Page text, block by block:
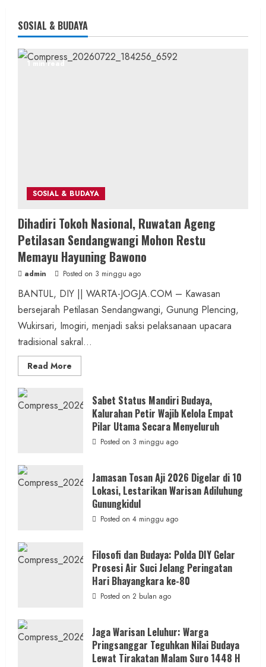
SOSIAL & BUDAYA
1 min read
SOSIAL & BUDAYA
Dihadiri Tokoh Nasional, Ruwatan Ageng
Petilasan Sendangwangi Mohon Restu
Memayu Hayuning Bawono
admin Posted on 3 minggu ago
BANTUL, DIY || WARTA-JOGJA.COM – Kawasan
bersejarah Petilasan Sendangwangi, Gunung Plencing,
Wukirsari, Imogiri, menjadi saksi pelaksanaan upacara
tradisional sakral...
Read More
more
Tokoh
Nasional,
Ruwatan
Ageng
Petilasan
Sendangwangi
Hayuning
Bawono
Sabet Status Mandiri Budaya,
Kalurahan Petir Wajib Kelola Empat
Pilar Utama Secara Menyeluruh
Posted on 3 minggu ago
Jamasan Tosan Aji 2026 Digelar di 10
Lokasi, Lestarikan Warisan Adiluhung
Gunungkidul
Posted on 4 minggu ago
Filosofi dan Budaya: Polda DIY Gelar
Prosesi Air Suci Jelang Peringatan
Hari Bhayangkara ke-80
Posted on 2 bulan ago
Jaga Warisan Leluhur: Warga
Pringsanggar Teguhkan Nilai Budaya
Lewat Tirakatan Malam Suro 1448 H